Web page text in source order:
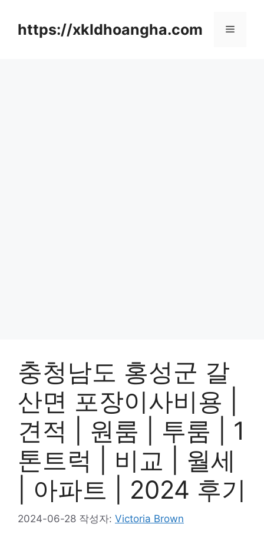
https://xkldhoangha.com 메
충청남도 홍성군 갈
산면 포장이사비용 |
견적 | 원룸 | 투룸 | 1
톤트럭 | 비교 | 월세
| 아파트 | 2024 후기
2024-06-28 작성자: Victoria Brown